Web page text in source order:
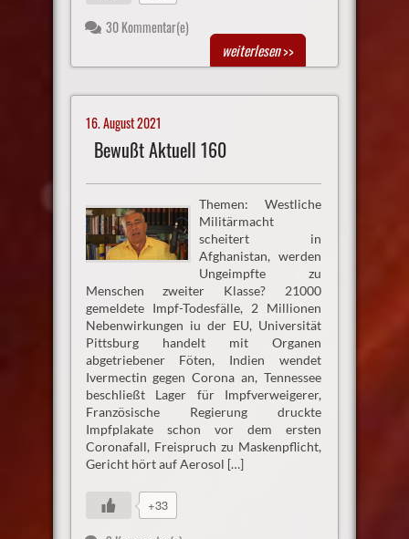
30 Kommentar(e)
weiterlesen>>
16. August 2021
Bewußt Aktuell 160
Themen: Westliche
Militärmacht
scheitert in
Afghanistan, werden
Ungeimpfte zu
Menschen zweiter Klasse? 21000
gemeldete Impf-Todesfälle, 2 Millionen
Nebenwirkungen iu der EU, Universität
Pittsburg handelt mit Organen
abgetriebener Föten, Indien wendet
Ivermectin gegen Corona an, Tennessee
beschließt Lager für Impfverweigerer,
Französische Regierung druckte
Impfplakate schon vor dem ersten
Coronafall, Freispruch zu Maskenpflicht,
Gericht hört auf Aerosol […]
+33